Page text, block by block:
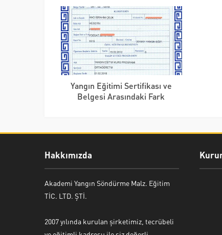
Yangın Eğitimi Sertifikası ve
Belgesi Arasındaki Fark
Hakkımızda
Akademi Yangın Söndürme Malz. Eğitim
TİC. LTD. ŞTİ.
2007 yılında kurulan şirketimiz, tecrübeli